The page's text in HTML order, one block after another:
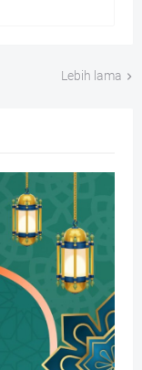
Lebih lama